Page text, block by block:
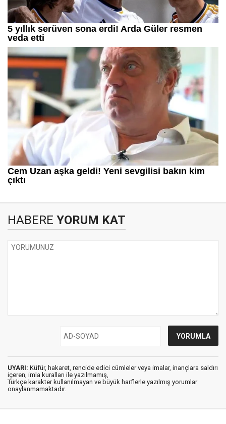
HABERE YORUM KAT
UYARI: Küfür, hakaret, rencide edici cümleler veya imalar, inançlara saldırı
içeren, imla kuralları ile yazılmamış,
Türkçe karakter kullanılmayan ve büyük harflerle yazılmış yorumlar
onaylanmamaktadır.